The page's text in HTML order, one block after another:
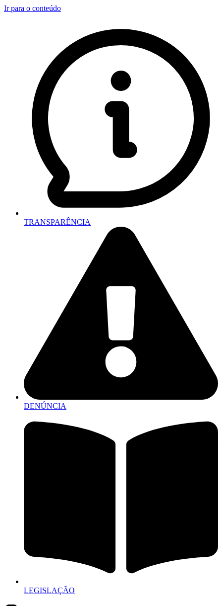
Ir para o conteúdo
TRANSPARÊNCIA
DENÚNCIA
LEGISLAÇÃO